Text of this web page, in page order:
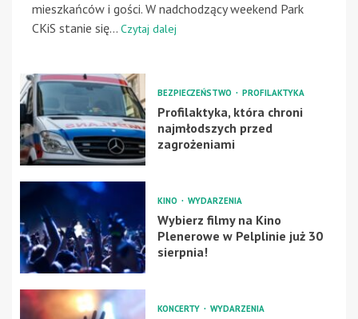
mieszkańców i gości. W nadchodzący weekend Park
CKiS stanie się... Czytaj dalej
BEZPIECZEŃSTWO PROFILAKTYKA
Profilaktyka, która chroni
najmłodszych przed
zagrożeniami
KINO WYDARZENIA
Wybierz filmy na Kino
Plenerowe w Pelplinie już 30
sierpnia!
KONCERTY WYDARZENIA